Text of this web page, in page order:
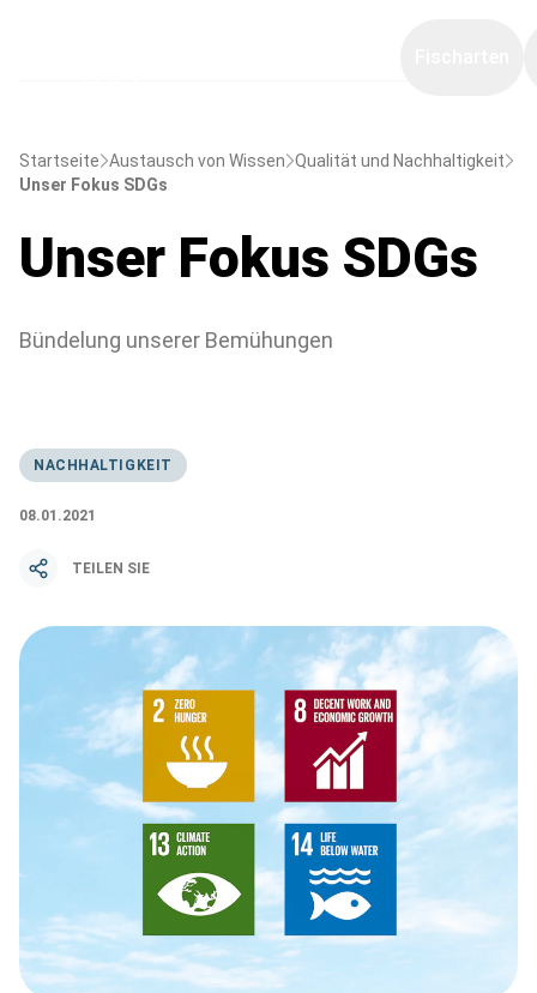
Startseite Austausch von Wissen Qualität und Nachhaltigkeit
Unser Fokus SDGs
NACHHALTIGKEIT
08.01.2021
TEILEN SIE
Unser Fokus SDGs
Bündelung unserer Bemühungen